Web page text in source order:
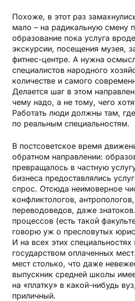
Похоже, в этот раз
мало – на радикальную смену
образование пока услуга
экскурсии, посещения музея,
фитнес-центре. А нужна
специалистов народного
количестве и самого
Делается шаг в этом
чему надо, а не тому, чего
Работать люди должны там,
по реальным специальностям.
В постсоветское время
обратном направлении:
превращалось в частную
бизнеса предоставлялись
спрос. Отсюда неимоверное
конфликтологов,
переводоведов, даже
процессов (есть такой
говорю уж о пресловутых
И на всех этих
государством оплаченных
мест столько, что даже
выпускник средней школы
на «платку» в какой-нибудь
приличный.